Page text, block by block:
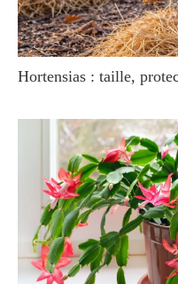
Hortensias : taille,